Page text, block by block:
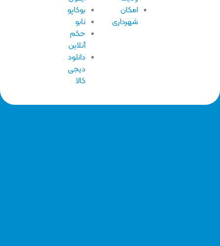
امکان
شهرداری
بوکاپو
نابو
حکم
آنلاین
دانلود
دیجی